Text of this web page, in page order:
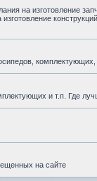
на изготовление
изготовление
и т.п. Где
на сайте